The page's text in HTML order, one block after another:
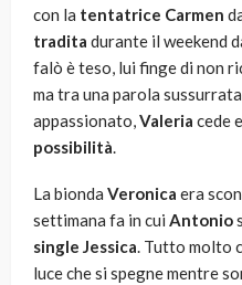
con la tentatrice Carmen
tradita durante il weekend
falò è teso, lui finge di non
ma tra una parola
appassionato,Valeria cede
possibilità.
La bionda Veronica era
settimana fa in cui Antonio
single Jessica. Tutto molto
luce che si spegne mentre